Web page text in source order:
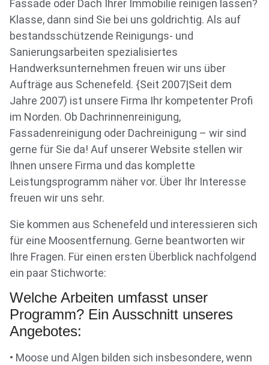
Fassade oder Dach Ihrer Immobilie reinigen lassen?
Klasse, dann sind Sie bei uns goldrichtig. Als auf
bestandsschützende Reinigungs- und
Sanierungsarbeiten spezialisiertes
Handwerksunternehmen freuen wir uns über
Aufträge aus Schenefeld. {Seit 2007|Seit dem
Jahre 2007) ist unsere Firma Ihr kompetenter Profi
im Norden. Ob Dachrinnenreinigung,
Fassadenreinigung oder Dachreinigung – wir sind
gerne für Sie da! Auf unserer Website stellen wir
Ihnen unsere Firma und das komplette
Leistungsprogramm näher vor. Über Ihr Interesse
freuen wir uns sehr.
Sie kommen aus Schenefeld und interessieren sich
für eine Moosentfernung. Gerne beantworten wir
Ihre Fragen. Für einen ersten Überblick nachfolgend
ein paar Stichworte:
Welche Arbeiten umfasst unser
Programm? Ein Ausschnitt unseres
Angebotes:
• Moose und Algen bilden sich insbesondere, wenn